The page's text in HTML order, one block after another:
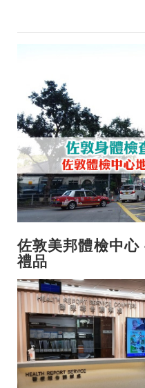
佐敦美邦體檢中
禮品